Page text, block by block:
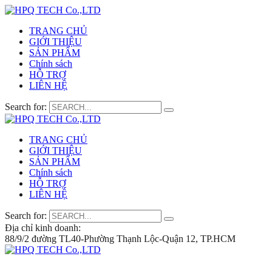
TRANG CHỦ
GIỚI THIỆU
SẢN PHẨM
Chính sách
HỖ TRỢ
LIÊN HỆ
Search for:
TRANG CHỦ
GIỚI THIỆU
SẢN PHẨM
Chính sách
HỖ TRỢ
LIÊN HỆ
Search for:
Địa chỉ kinh doanh:
88/9/2 đường TL40-Phường Thạnh Lộc-Quận 12, TP.HCM